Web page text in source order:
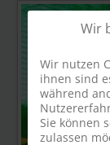
Wir
Wir nutzen
ihnen sind
während
Sie können
zulassen